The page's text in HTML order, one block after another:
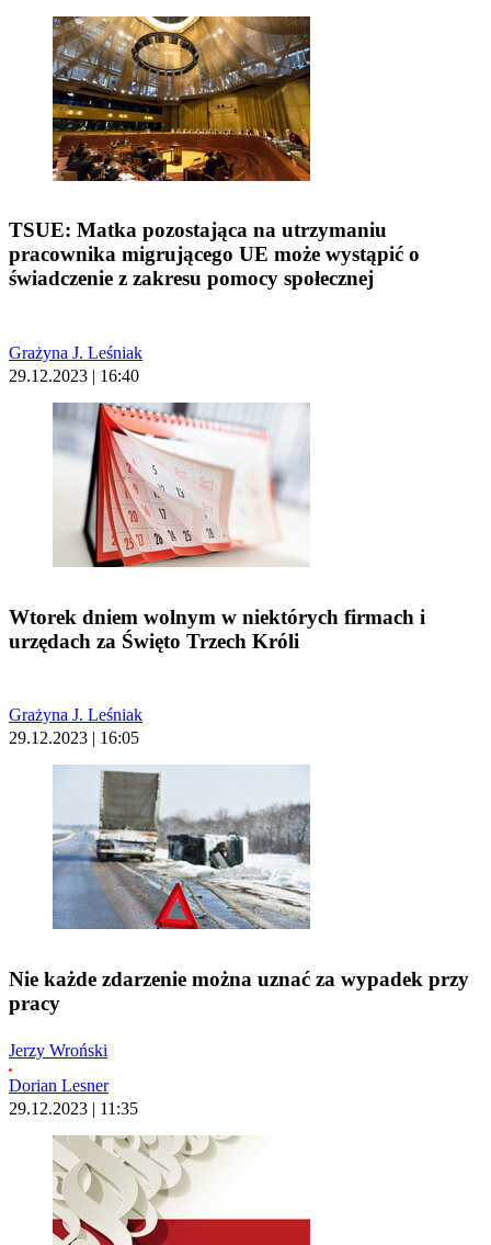
TSUE: Matka pozostająca na utrzymaniu
pracownika migrującego UE może wystąpić o
świadczenie z zakresu pomocy społecznej
Grażyna J. Leśniak
29.12.2023 | 16:40
Wtorek dniem wolnym w niektórych firmach i
urzędach za Święto Trzech Króli
Grażyna J. Leśniak
29.12.2023 | 16:05
Nie każde zdarzenie można uznać za wypadek przy
pracy
Jerzy Wroński
Dorian Lesner
29.12.2023 | 11:35